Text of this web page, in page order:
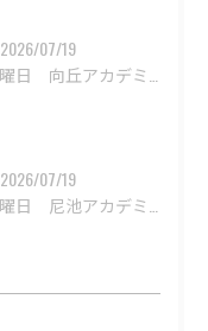
2026/07/19
土曜日 向丘アカデミー
2026/07/19
金曜日 尼池アカデミー